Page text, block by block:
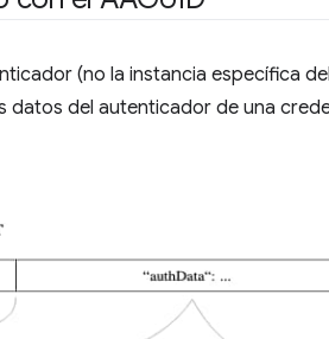
(no la instancia específica del
datos del autenticador de una